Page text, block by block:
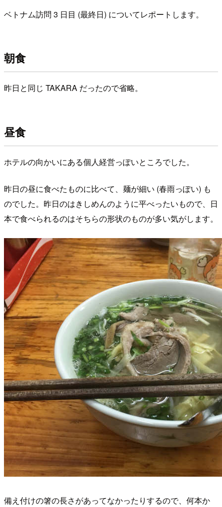
ベトナム訪問 3 日目 (最終日) についてレポートします。
朝食
昨日と同じ TAKARA だったので省略。
昼食
ホテルの向かいにある個人経営っぽいところでした。
昨日の昼に食べたものに比べて、麺が細い (春雨っぽい) も
のでした。昨日のはきしめんのように平べったいもので、日
本で食べられるのはそちらの形状のものが多い気がします。
備え付けの箸の長さがあってなかったりするので、何本か